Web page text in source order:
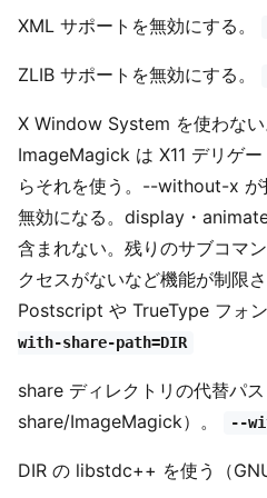
XML サポートを無効にする。
ZLIB サポートを無効にする。
X Window System を使わない
ImageMagick は X11 デリゲ
らそれを使う。--without-x が
無効になる。display・
含まれない。残りのサブコマ
クセスがないなど機能が制限
Postscript や TrueType フォ
with-share-path=DIR
share ディレクトリの代替パ
share/ImageMagick）。
--
DIR の libstdc++ を使う（